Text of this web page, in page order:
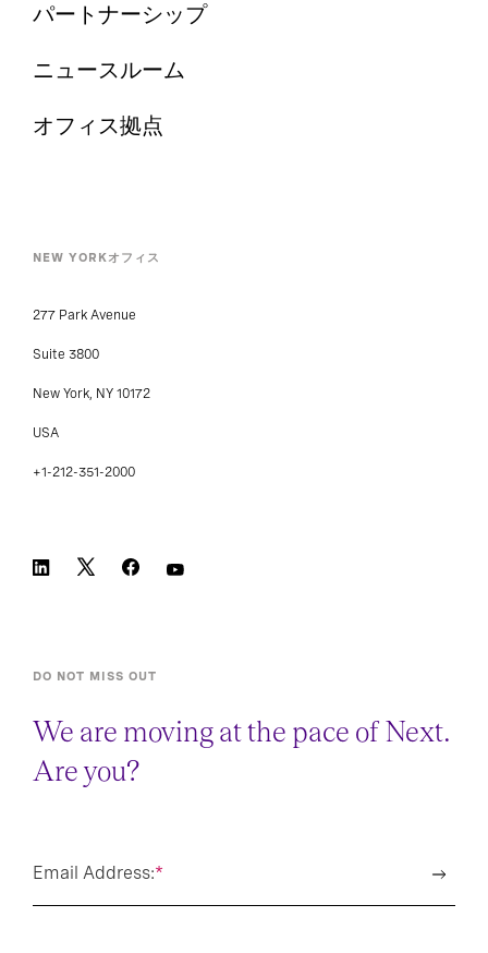
パートナーシップ
ニュースルーム
オフィス拠点
NEW YORKオフィス
277 Park Avenue
Suite 3800
New York, NY 10172
USA
+1-212-351-2000
DO NOT MISS OUT
We are moving at the pace of Next.
Are you?
*
Email Address: